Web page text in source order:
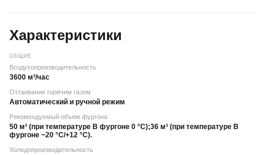
Характеристики
ОБЩИЕ
Воздухопроизводительность
3600 м³/час
Оттаивание горячим газом
Автоматический и ручной режим
Рекомендуемый объем фургона
50 м³ (при температуре В фургоне 0 °С);36 м³ (при температуре В
фургоне −20 °С/+12 °С).
Холодопроизводительность